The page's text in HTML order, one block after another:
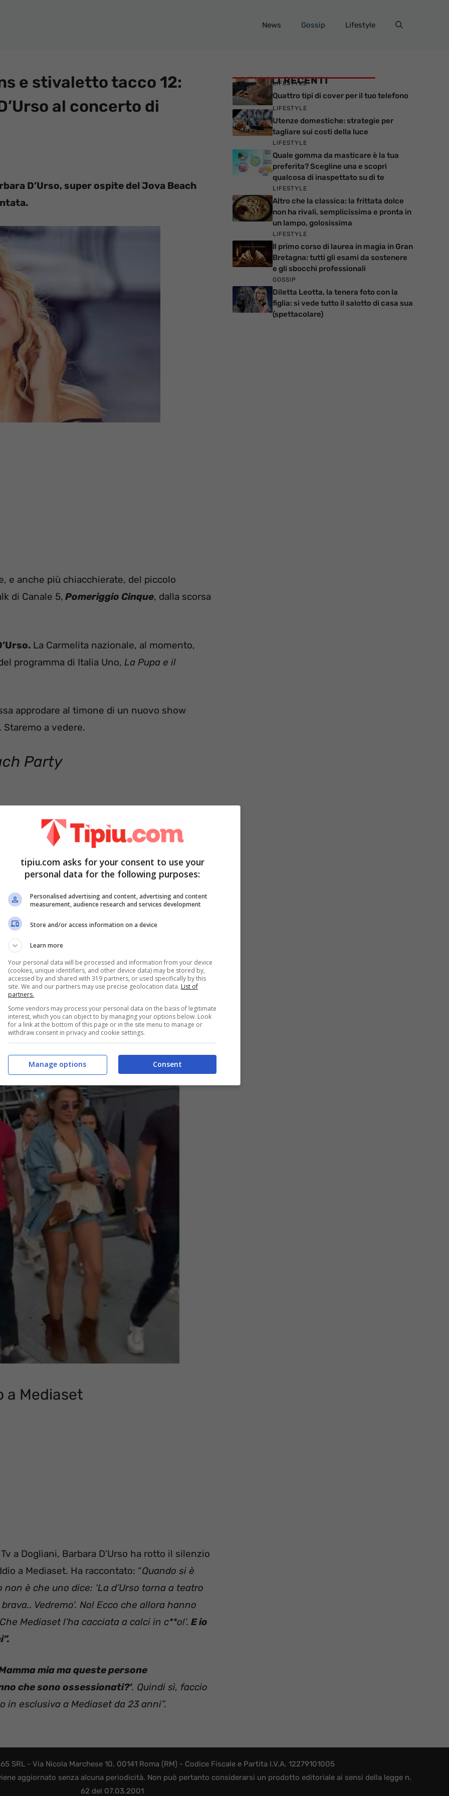
News Gossip Lifestyle
e stivaletto tacco 12:
al concerto di
D’Urso, super ospite del Jova Beach
e anche più chiacchierate, del piccolo
di Canale 5, Pomeriggio Cinque, dalla scorsa
La Carmelita nazionale, al momento,
programma di Italia Uno, La Pupa e il
approdare al timone di un nuovo show
a vedere.
Party
pubblico del Jova Beach Party
stata infatti una delle super ospiti della
a lei, anche il cantante e conduttore Fabio
corpo, Barbara D’Urso è stata osannata dai
e stivaletti marroni:per la Carmelita
Gambe in bella vista, a 63 anni la
giovinezza.
a Mediaset
a Dogliani, Barbara D’Urso ha rotto il silenzio
a Mediaset. Ha raccontato: “Quando si è
è che uno dice: ‘La d’Urso torna a teatro
Vedremo‘. No! Ecco che allora hanno
Mediaset l’ha cacciata a calci in c**o!‘. E io
mia ma queste persone
che sono ossessionati?‘. Quindi sì, faccio
in esclusiva a Mediaset da 23 anni”.
ARTICOLI RECENTI
LIFESTYLE
Quattro tipi di cover per il tuo telefono
LIFESTYLE
Utenze domestiche: strategie per
tagliare sui costi della luce
LIFESTYLE
Quale gomma da masticare è la tua
preferita? Scegline una e scopri
qualcosa di inaspettato su di te
LIFESTYLE
Altro che la classica: la frittata dolce
non ha rivali, semplicissima e pronta in
un lampo, golosissima
LIFESTYLE
Il primo corso di laurea in magia in Gran
Bretagna: tutti gli esami da sostenere
e gli sbocchi professionali
GOSSIP
Diletta Leotta, la tenera foto con la
figlia: si vede tutto il salotto di casa sua
(spettacolare)
SRL - Via Nicola Marchese 10, 00141 Roma (RM) - Codice Fiscale e Partita I.V.A. 12279101005
aggiornato senza alcuna periodicità. Non può pertanto considerarsi un prodotto editoriale ai sensi della legge n.
62 del 07.03.2001
tipiu.com asks for your consent to use your
personal data for the following purposes:
Personalised advertising and content, advertising and content
measurement, audience research and services development
Store and/or access information on a device
Learn more
Your personal data will be processed and information from your device
(cookies, unique identifiers, and other device data) may be stored by,
accessed by and shared with 319 partners, or used specifically by this
site. We and our partners may use precise geolocation data. List of
partners.
Some vendors may process your personal data on the basis of legitimate
interest, which you can object to by managing your options below. Look
for a link at the bottom of this page or in the site menu to manage or
withdraw consent in privacy and cookie settings.
Consent
Manage options